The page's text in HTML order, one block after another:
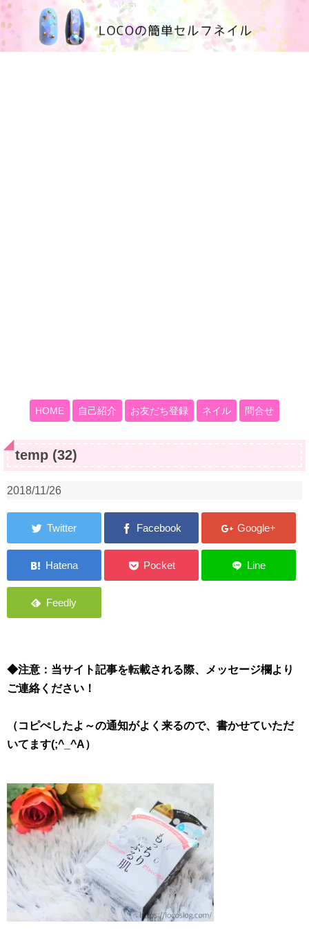
100均大好きママブログ
HOME 自己紹介 お友だち登録 ネイル 問合せ
temp (32)
2018/11/26
◆注意：当サイト記事を転載される際、メッセージ欄より
ご連絡ください！
（コピぺしたよ～の通知がよく来るので、書かせていただ
いてます(;^_^A）